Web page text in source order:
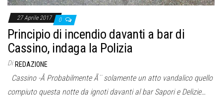
27 Aprile 2017 0
Principio di incendio davanti a bar di
Cassino, indaga la Polizia
Di REDAZIONE
Cassino -Â Probabilmente Ã¨ solamente un atto vandalico quello
compiuto questa notte da ignoti davanti al bar Sapori e Delizie…